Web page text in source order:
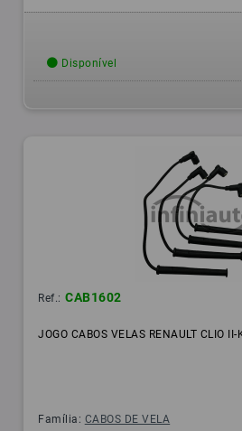
Disponível
Ref.: CAB1602
JOGO CABOS VELAS RENAULT CLIO II-
Família: CABOS DE VELA